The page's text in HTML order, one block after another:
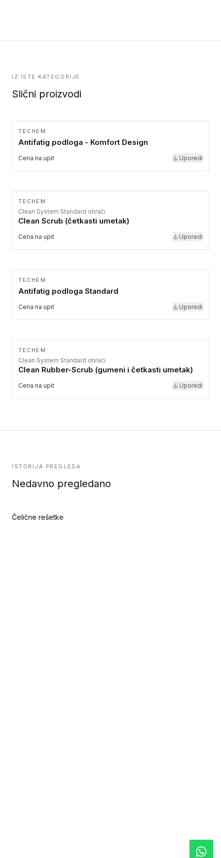
IZ ISTE KATEGORIJE
Slični proizvodi
TECHEM
Antifatig podloga - Komfort Design
Cena na upit Uporedi
TECHEM
Clean System Standard otirači
Clean Scrub (četkasti umetak)
Cena na upit Uporedi
TECHEM
Antifatig podloga Standard
Cena na upit Uporedi
TECHEM
Clean System Standard otirači
Clean Rubber-Scrub (gumeni i četkasti umetak)
Cena na upit Uporedi
ISTORIJA PREGLEDA
Nedavno pregledano
Čelične rešetke